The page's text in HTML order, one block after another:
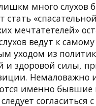
много слухов
стать
мечтатетелей»
ведут к
уходом из
и здоровой силы,
Немаловажно
именно бывшие